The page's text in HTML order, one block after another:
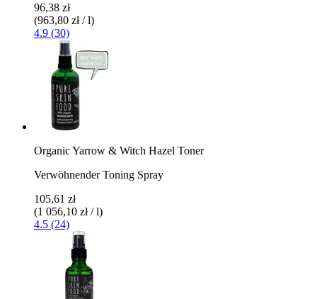
96,38 zł
(963,80 zł / l)
4.9 (30)
Organic Yarrow & Witch Hazel Toner
Verwöhnender Toning Spray
105,61 zł
(1 056,10 zł / l)
4.5 (24)